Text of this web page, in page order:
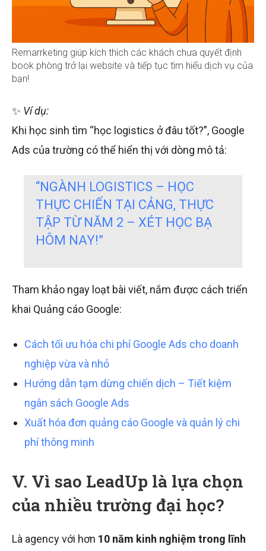
Remarrketing giúp kích thích các khách chưa quyết định
book phòng trở lại website và tiếp tục tìm hiểu dịch vụ của
bạn!
✨ Ví dụ:
Khi học sinh tìm “học logistics ở đâu tốt?”, Google
Ads của trường có thể hiển thị với dòng mô tả:
“NGÀNH LOGISTICS – HỌC
THỰC CHIẾN TẠI CẢNG, THỰC
TẬP TỪ NĂM 2 – XÉT HỌC BẠ
HÔM NAY!”
Tham khảo ngay loạt bài viết, nắm được cách triển
khai Quảng cáo Google:
Cách tối ưu hóa chi phí Google Ads cho doanh
nghiệp vừa và nhỏ
Hướng dẫn tạm dừng chiến dịch – Tiết kiệm
ngân sách Google Ads
Xuất hóa đơn quảng cáo Google và quản lý chi
phí thông minh
V. Vì sao LeadUp là lựa chọn
của nhiều trường đại học?
Là agency với hơn 10 năm kinh nghiệm trong lĩnh